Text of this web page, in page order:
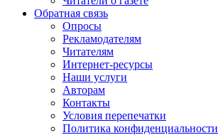
Обратная связь
Опросы
Рекламодателям
Читателям
Интернет-ресурсы
Наши услуги
Авторам
Контакты
Условия перепечатки
Политика конфиденциальности